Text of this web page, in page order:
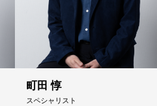
町田 惇
スペシャリスト